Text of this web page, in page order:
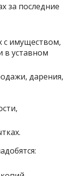
за последние
с имуществом,
в уставном
дарения,